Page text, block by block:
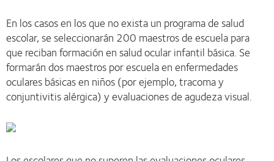
En los casos en los que no exista un programa de salud
escolar, se seleccionarán 200 maestros de escuela para
que reciban formación en salud ocular infantil básica. Se
formarán dos maestros por escuela en enfermedades
oculares básicas en niños (por ejemplo, tracoma y
conjuntivitis alérgica) y evaluaciones de agudeza visual.